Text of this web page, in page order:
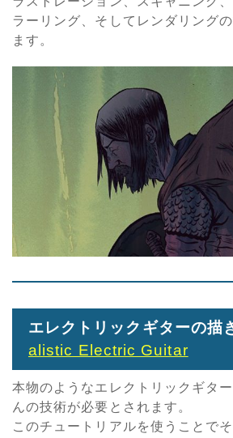
ラーリング、そしてレンダリング
ます。
エレクトリックギターの描
alistic Electric Guitar
本物のようなエレクトリックギタ
んの技術が必要とされます。
このチュートリアルを使うことで